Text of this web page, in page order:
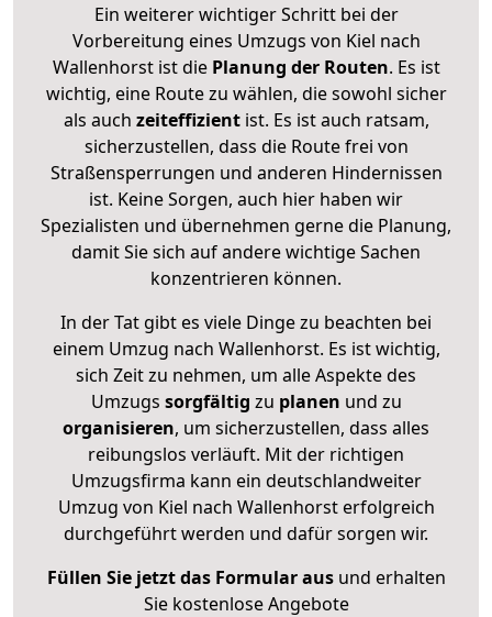
Ein weiterer wichtiger Schritt bei der
Vorbereitung eines Umzugs von Kiel nach
Wallenhorst ist diePlanung der Routen. Es ist
wichtig, eine Route zu wählen, die sowohl sicher
als auch zeiteffizientist. Es ist auch ratsam,
sicherzustellen, dass die Route frei von
Straßensperrungen und anderen Hindernissen
ist. Keine Sorgen, auch hier haben wir
Spezialisten und übernehmen gerne die Planung,
damit Sie sich auf andere wichtige Sachen
konzentrieren können.
In der Tat gibt es viele Dinge zu beachten bei
einem Umzug nach Wallenhorst. Es ist wichtig,
sich Zeit zu nehmen, um alle Aspekte des
Umzugs sorgfältig zu planen und zu
organisieren, um sicherzustellen, dass alles
reibungslos verläuft. Mit der richtigen
Umzugsfirma kann ein deutschlandweiter
Umzug von Kiel nach Wallenhorst erfolgreich
durchgeführt werden und dafür sorgen wir.
Füllen Sie jetzt das Formular ausund erhalten
Sie kostenlose Angebote